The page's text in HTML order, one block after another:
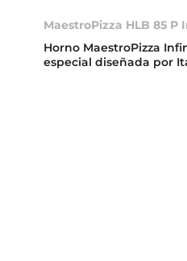
MaestroPizza HLB 85 P
Horno MaestroPizza
especial diseñada por